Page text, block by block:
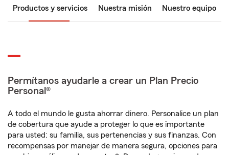
Productos y servicios Nuestra misión Nuestro equipo
Permítanos ayudarle a crear un Plan Precio
Personal®
A todo el mundo le gusta ahorrar dinero. Personalice un plan
de cobertura que ayude a proteger lo que es importante
para usted: su familia, sus pertenencias y sus finanzas. Con
recompensas por manejar de manera segura, opciones para